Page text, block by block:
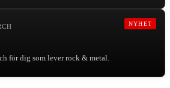
NYHET
för dig som lever rock & metal.